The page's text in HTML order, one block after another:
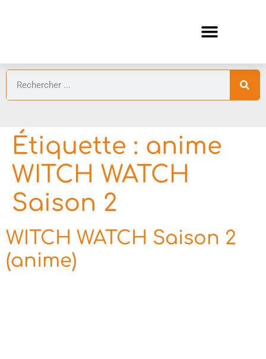
Étiquette : anime
WITCH WATCH
Saison 2
WITCH WATCH Saison 2
(anime)